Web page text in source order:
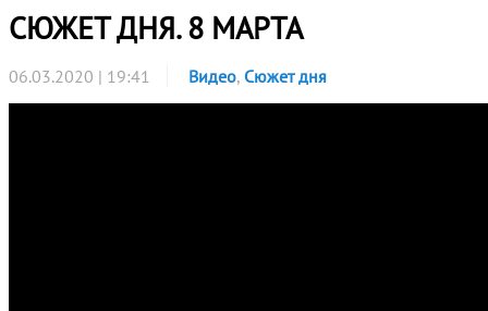
СЮЖЕТ ДНЯ. 8 МАРТА
06.03.2020 | 19:41 Видео, Сюжет дня